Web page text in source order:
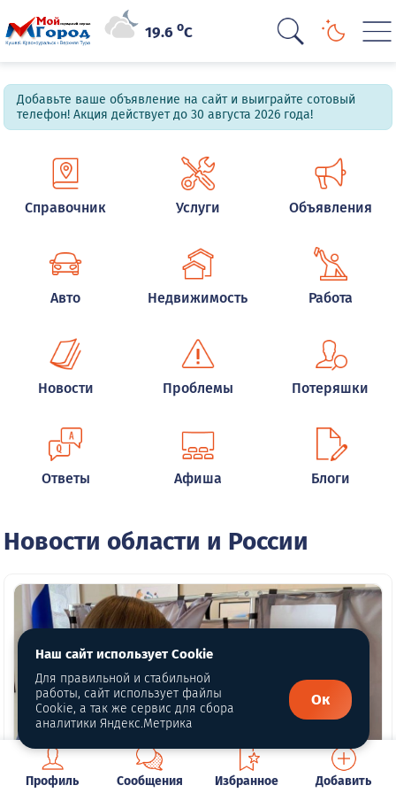
19.6oC
Добавьте ваше объявление на сайт и выиграйте сотовый
телефон! Акция действует до 30 августа 2026 года!
Справочник Услуги Объявления
Авто Недвижимость Работа
Новости Проблемы Потеряшки
Ответы Афиша Блоги
Новости области и России
Профиль Сообщения Избранное Добавить
Наш сайт использует Cookie
Для правильной и стабильной
работы, сайт использует файлы
Cookie, а так же сервис для сбора
аналитики Яндекс.Метрика
Ок